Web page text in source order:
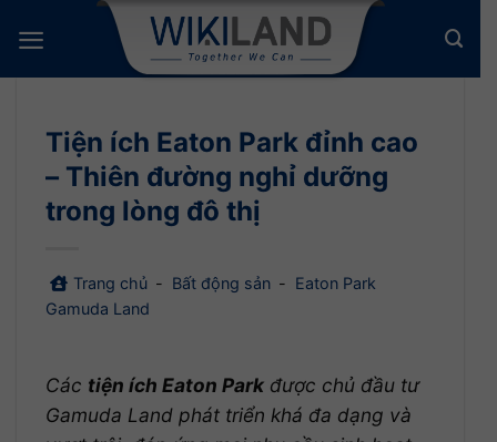
qua
nội
Tiện ích Eaton Park đỉnh cao
– Thiên đường nghỉ dưỡng
trong lòng đô thị
Trang chủ - Bất động sản - Eaton Park
Gamuda Land
Các tiện ích Eaton Parkđược chủ đầu tư
Gamuda Land phát triển khá đa dạng và